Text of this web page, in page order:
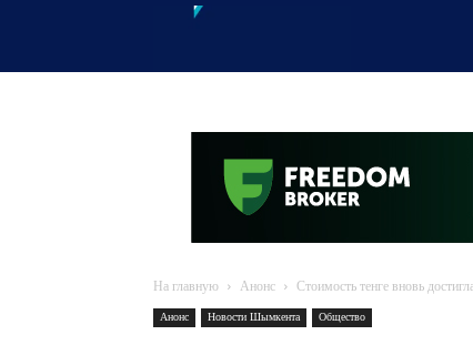
На главную Анонс Стоимость тенге вновь
Анонс Новости Шымкента Общество